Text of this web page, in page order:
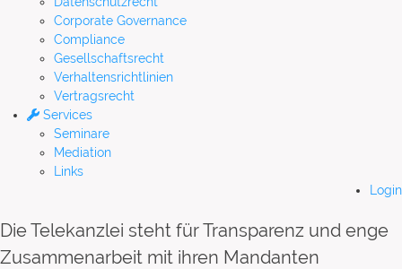
Corporate Governance
Compliance
Gesellschaftsrecht
Verhaltensrichtlinien
Vertragsrecht
Services
Seminare
Mediation
Links
Login
Die Telekanzlei steht für Transparenz und enge
Zusammenarbeit mit ihren Mandanten